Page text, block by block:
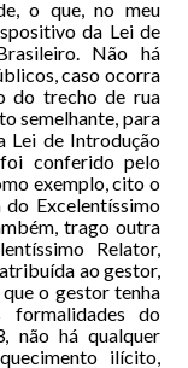
o que, no meu
da Lei de
Não há
caso ocorra
do trecho de rua
semelhante, para
Lei de Introdução
conferido pelo
exemplo, cito o
Excelentíssimo
trago outra
Relator,
ao gestor,
o gestor tenha
formalidades do
não há qualquer
ilícito,